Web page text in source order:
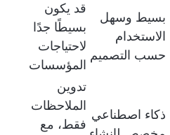
بسيط وسهل
الاستخدام
حسب التصميم
قد يكون
بسيطًا جدًا
لاحتياجات
المؤسسات
ذكاء اصطناعي
تدوين
الملاحظات
فقط، مع